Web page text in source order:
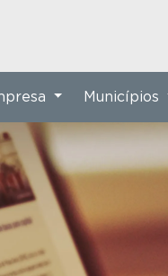
Municípios